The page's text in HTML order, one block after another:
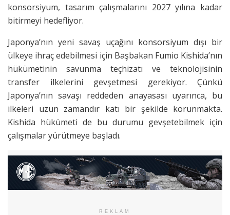
konsorsiyum, tasarım çalışmalarını 2027 yılına kadar
bitirmeyi hedefliyor.
Japonya’nın yeni savaş uçağını konsorsiyum dışı bir
ülkeye ihraç edebilmesi için Başbakan Fumio Kishida’nın
hükümetinin savunma teçhizatı ve teknolojisinin
transfer ilkelerini gevşetmesi gerekiyor. Çünkü
Japonya’nın savaşı reddeden anayasası uyarınca, bu
ilkeleri uzun zamandır katı bir şekilde korunmakta.
Kishida hükümeti de bu durumu gevşetebilmek için
çalışmalar yürütmeye başladı.
REKLAM